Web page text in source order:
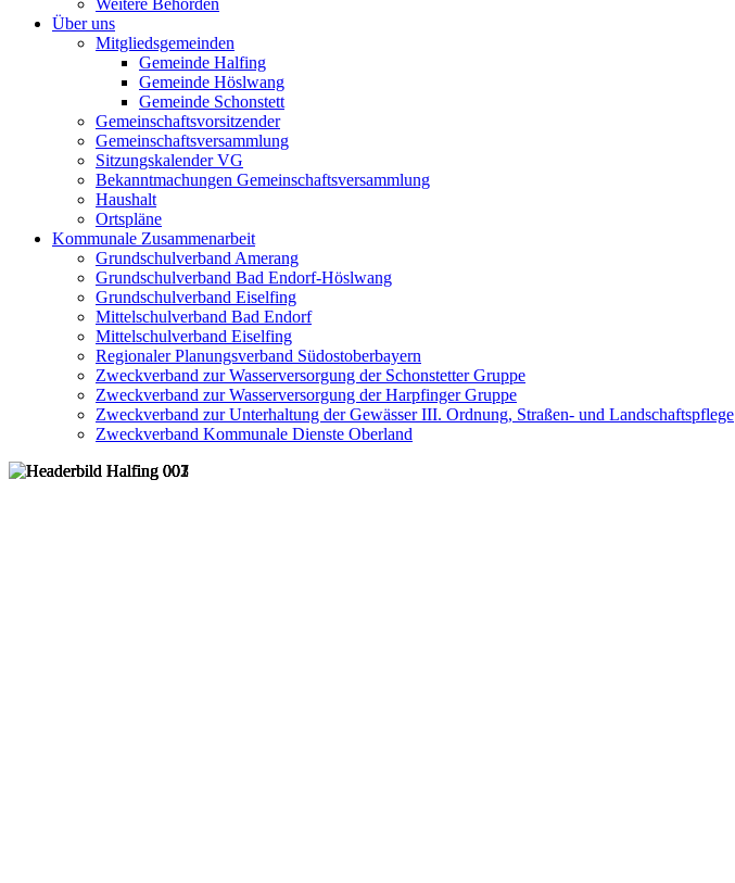
Weitere Behörden
Über uns
Mitgliedsgemeinden
Gemeinde Halfing
Gemeinde Höslwang
Gemeinde Schonstett
Gemeinschaftsvorsitzender
Gemeinschaftsversammlung
Sitzungskalender VG
Bekanntmachungen Gemeinschaftsversammlung
Haushalt
Ortspläne
Kommunale Zusammenarbeit
Grundschulverband Amerang
Grundschulverband Bad Endorf-Höslwang
Grundschulverband Eiselfing
Mittelschulverband Bad Endorf
Mittelschulverband Eiselfing
Regionaler Planungsverband Südostoberbayern
Zweckverband zur Wasserversorgung der Schonstetter Gruppe
Zweckverband zur Wasserversorgung der Harpfinger Gruppe
Zweckverband zur Unterhaltung der Gewässer III. Ordnung, Straßen- und Landschaftspflege
Zweckverband Kommunale Dienste Oberland